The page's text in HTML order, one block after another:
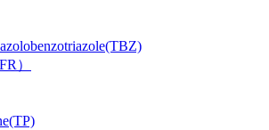
）